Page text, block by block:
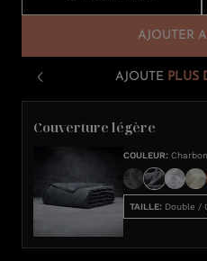
AJOUTER
AJOUTE PLUS
Couverture légère
COULEUR:
TAILLE: Double /